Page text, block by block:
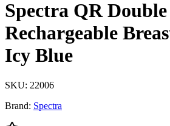
Spectra QR
Rechargeable
Icy Blue
SKU: 22006
Brand: Spectra